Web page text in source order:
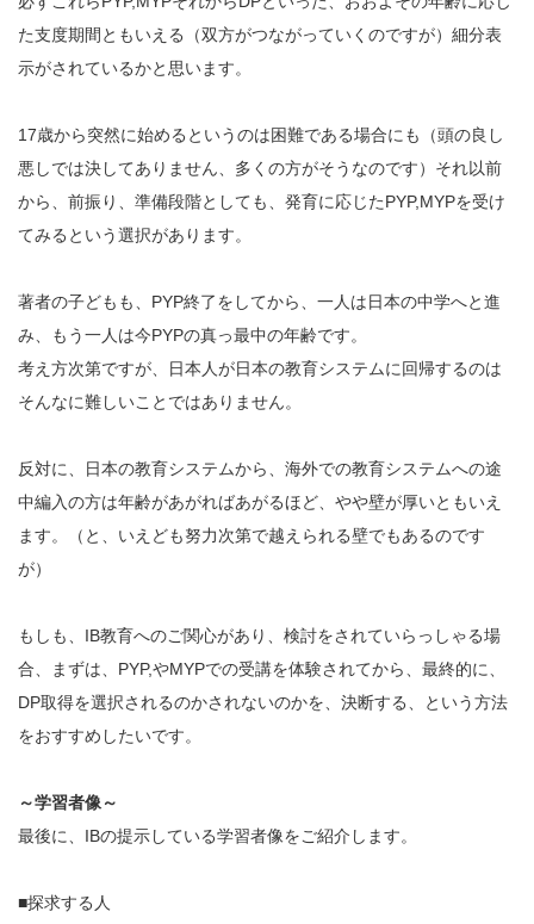
た支度期間ともいえる（双方がつながっていくのですが）細分表
示がされているかと思います。
17歳から突然に始めるというのは困難である場合にも（頭の良し
悪しでは決してありません、多くの方がそうなのです）それ以前
から、前振り、準備段階としても、発育に応じたPYP,MYPを受け
てみるという選択があります。
著者の子どもも、PYP終了をしてから、一人は日本の中学へと進
み、もう一人は今PYPの真っ最中の年齢です。
考え方次第ですが、日本人が日本の教育システムに回帰するのは
そんなに難しいことではありません。
反対に、日本の教育システムから、海外での教育システムへの途
中編入の方は年齢があがればあがるほど、やや壁が厚いともいえ
ます。（と、いえども努力次第で越えられる壁でもあるのです
が）
もしも、IB教育へのご関心があり、検討をされていらっしゃる場
合、まずは、PYP,やMYPでの受講を体験されてから、最終的に、
DP取得を選択されるのかされないのかを、決断する、という方法
をおすすめしたいです。
～学習者像～
最後に、IBの提示している学習者像をご紹介します。
■探求する人